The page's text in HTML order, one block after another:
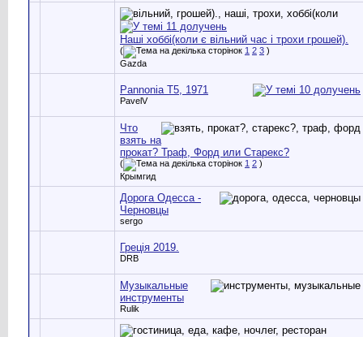
Наші хоббі(коли є вільний час і трохи грошей).
( 1 2 3 )
Gazda
Pannonia T5, 1971
PavelV
Что
взять на
прокат? Траф, Форд или Старекс?
( 1 2 )
Крымгид
Дорога Одесса -
Черновцы
sergo
Греція 2019.
DRB
Музыкальные
инструменты
Rulik